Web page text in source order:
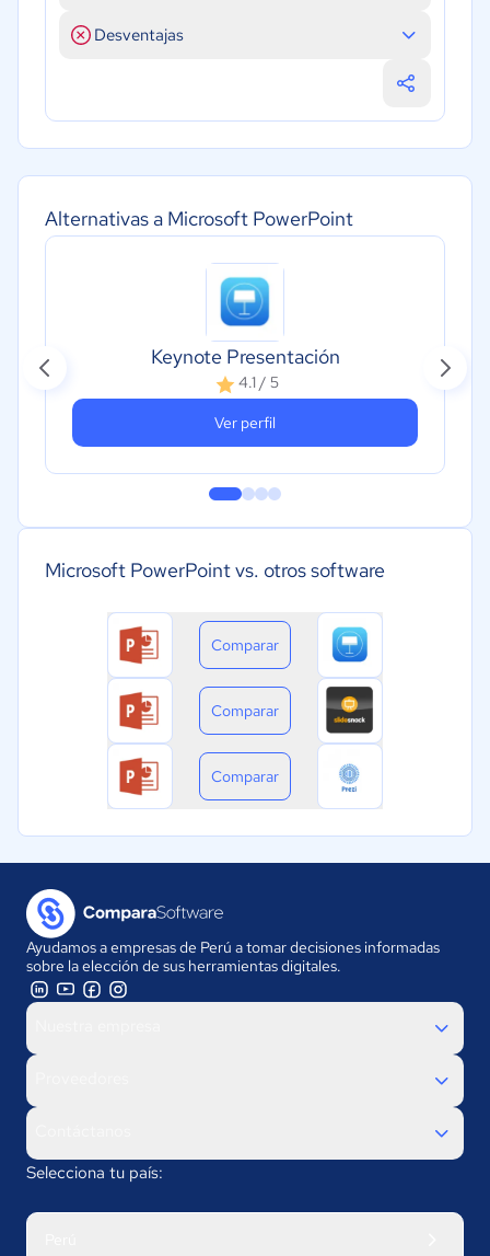
Alternativas a Microsoft PowerPoint
Keynote Presentación
4.1 / 5
Ver perfil
Microsoft PowerPoint vs. otros software
Comparar
Comparar
Comparar
Desventajas
Ayudamos a empresas de Perú a tomar decisiones informadas
sobre la elección de sus herramientas digitales.
Selecciona tu país: